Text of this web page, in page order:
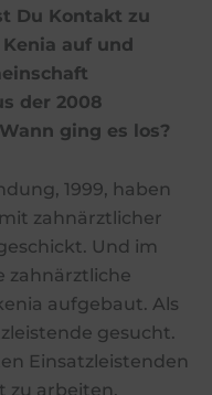
Du Kontakt zu
auf und
der 2008
ging es los?
1999, haben
zahnärztlicher
Und im
zahnärztliche
aufgebaut. Als
gesucht.
Einsatzleistenden
zu arbeiten.